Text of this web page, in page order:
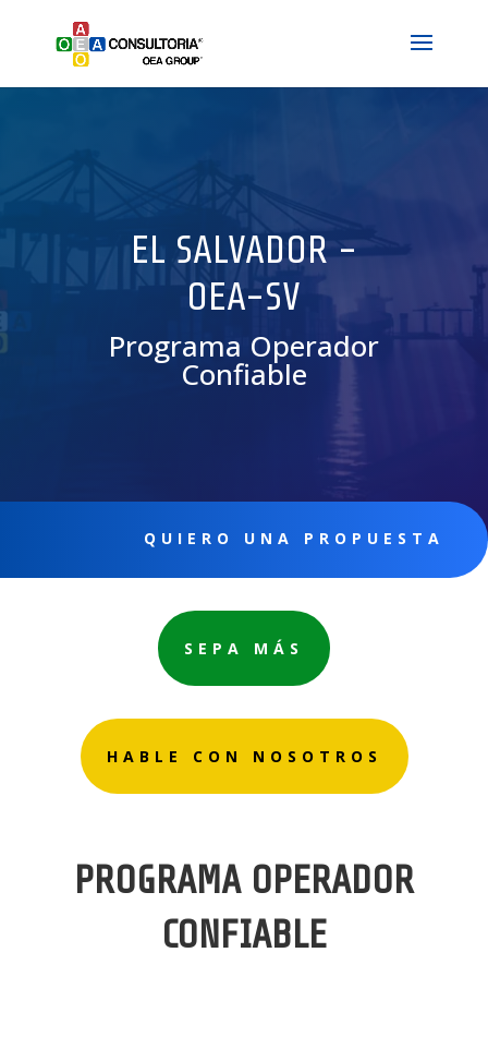
EL SALVADOR -
OEA-SV
Programa Operador
Confiable
QUIERO UNA PROPUESTA
SEPA MÁS
HABLE CON NOSOTROS
PROGRAMA OPERADOR
CONFIABLE